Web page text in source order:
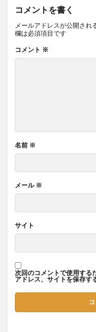
コメントを書く
メールアドレスが公開され
欄は必須項目です
コメント ※
名前 ※
メール ※
サイト
次回のコメントで使用する
アドレス、サイトを保存す